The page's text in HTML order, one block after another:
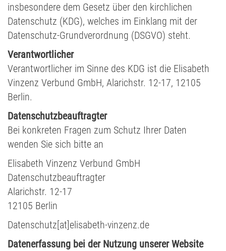
insbesondere dem Gesetz über den kirchlichen
Datenschutz (KDG), welches im Einklang mit der
Datenschutz-Grundverordnung (DSGVO) steht.
Verantwortlicher
Verantwortlicher im Sinne des KDG ist die Elisabeth
Vinzenz Verbund GmbH, Alarichstr. 12-17, 12105
Berlin.
Datenschutzbeauftragter
Bei konkreten Fragen zum Schutz Ihrer Daten
wenden Sie sich bitte an
Elisabeth Vinzenz Verbund GmbH
Datenschutzbeauftragter
Alarichstr. 12-17
12105 Berlin
Datenschutz[at]elisabeth-vinzenz.de
Datenerfassung bei der Nutzung unserer Website